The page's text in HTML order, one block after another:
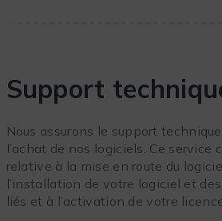
Support
Nous assurons le support
l’achat de nos logiciels. Ce service
relative à la mise en route du
l’installation de votre logiciel et
liés et à l’activation de votre